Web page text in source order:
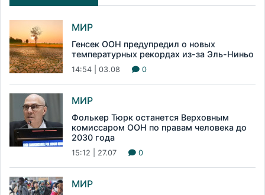
МИР
Генсек ООН предупредил о новых
температурных рекордах из-за Эль-Ниньо
14:54 | 03.08 0
МИР
Фолькер Тюрк останется Верховным
комиссаром ООН по правам человека до
2030 года
15:12 | 27.07 0
МИР